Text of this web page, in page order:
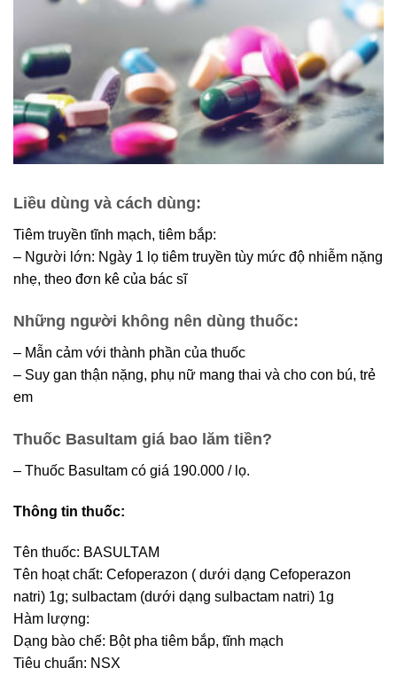
Liều dùng và cách dùng:
Tiêm truyền tĩnh mạch, tiêm bắp:
– Người lớn: Ngày 1 lọ tiêm truyền tùy mức độ nhiễm nặng
nhẹ, theo đơn kê của bác sĩ
Những người không nên dùng thuốc:
– Mẫn cảm với thành phần của thuốc
– Suy gan thận nặng, phụ nữ mang thai và cho con bú, trẻ
em
Thuốc Basultam giá bao lăm tiền?
– Thuốc Basultam có giá 190.000 / lọ.
Thông tin thuốc:
Tên thuốc: BASULTAM
Tên hoạt chất: Cefoperazon ( dưới dạng Cefoperazon
natri) 1g; sulbactam (dưới dạng sulbactam natri) 1g
Hàm lượng:
Dạng bào chế: Bột pha tiêm bắp, tĩnh mạch
Tiêu chuẩn: NSX